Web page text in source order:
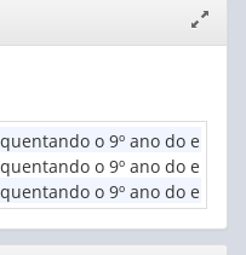
Sexojanela
o 9º ano do
o 9º ano do
o 9º ano do